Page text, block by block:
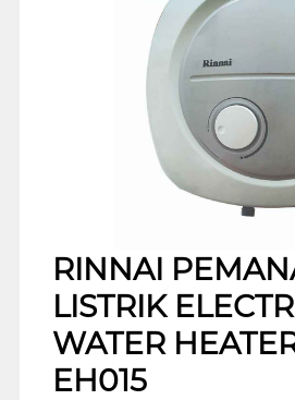
RINNAI
LISTRIK
WATER
EH015